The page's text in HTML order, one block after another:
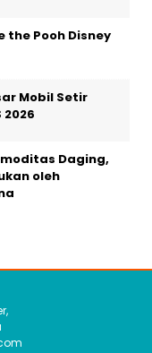
the Pooh Disney
Mobil Setir
2026
Daging,
oleh